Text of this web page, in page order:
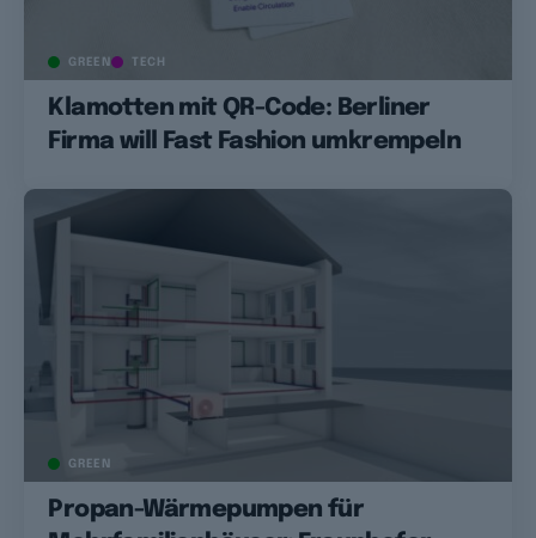
GREEN TECH
Klamotten mit QR-Code: Berliner
Firma will Fast Fashion umkrempeln
GREEN
Propan-Wärmepumpen für